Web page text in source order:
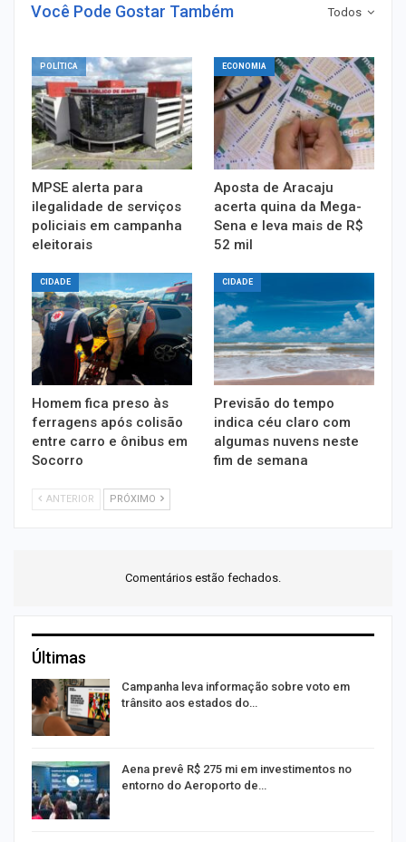
Todos
Você Pode Gostar Também
POLÍTICA
MPSE alerta para
ilegalidade de serviços
policiais em campanha
eleitorais
ECONOMIA
Aposta de Aracaju
acerta quina da Mega-
Sena e leva mais de R$
52 mil
CIDADE
Homem fica preso às
ferragens após colisão
entre carro e ônibus em
Socorro
CIDADE
Previsão do tempo
indica céu claro com
algumas nuvens neste
fim de semana
ANTERIOR PRÓXIMO
Comentários estão fechados.
Últimas
Campanha leva informação sobre voto em
trânsito aos estados do…
Aena prevê R$ 275 mi em investimentos no
entorno do Aeroporto de…